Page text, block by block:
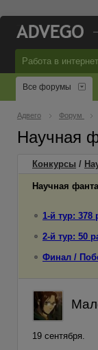
Работа в
Все форумы
Адвего Форум
Научная
Конкурсы /
Научная
1-й тур: 378
2-й тур: 50
Финал /
19 сентября.